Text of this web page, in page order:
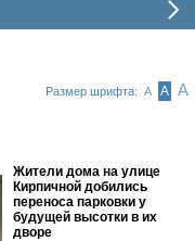
Размер шрифта: А А А
Жители дома на улице
Кирпичной добились
переноса парковки у
будущей высотки в их
дворе